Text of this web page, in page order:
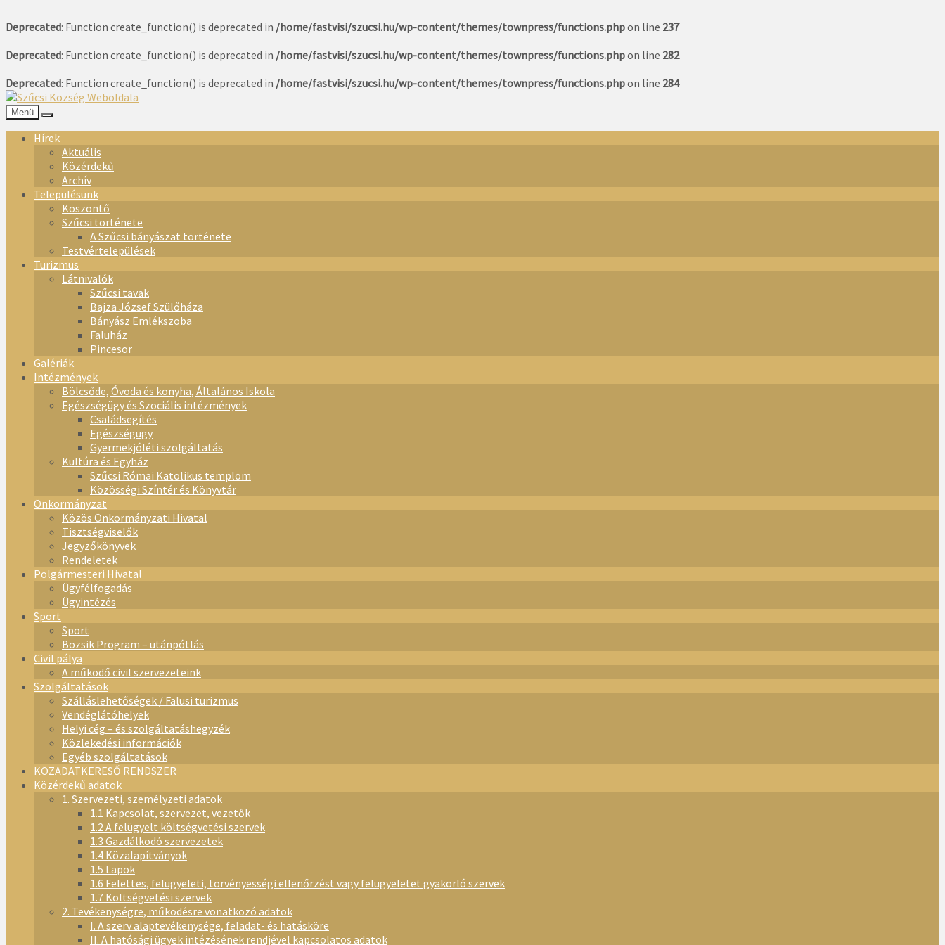
Deprecated: Function create_function() is deprecated in /home/fastvisi/szucsi.hu/wp-content/themes/townpress/functions.phpon line 237
Deprecated: Function create_function() is deprecated in /home/fastvisi/szucsi.hu/wp-content/themes/townpress/functions.phpon line 282
Deprecated: Function create_function() is deprecated in /home/fastvisi/szucsi.hu/wp-content/themes/townpress/functions.phpon line 284
Menü
Hírek
Aktuális
Közérdekű
Archív
Településünk
Köszöntő
Szűcsi története
A Szűcsi bányászat története
Testvértelepülések
Turizmus
Látnivalók
Szűcsi tavak
Bajza József Szülőháza
Bányász Emlékszoba
Faluház
Pincesor
Galériák
Intézmények
Bölcsőde, Óvoda és konyha, Általános Iskola
Egészségügy és Szociális intézmények
Családsegítés
Egészségügy
Gyermekjóléti szolgáltatás
Kultúra és Egyház
Szűcsi Római Katolikus templom
Közösségi Színtér és Könyvtár
Önkormányzat
Közös Önkormányzati Hivatal
Tisztségviselők
Jegyzőkönyvek
Rendeletek
Polgármesteri Hivatal
Ügyfélfogadás
Ügyintézés
Sport
Sport
Bozsik Program – utánpótlás
Civil pálya
A működő civil szervezeteink
Szolgáltatások
Szálláslehetőségek / Falusi turizmus
Vendéglátóhelyek
Helyi cég – és szolgáltatáshegyzék
Közlekedési információk
Egyéb szolgáltatások
KÖZADATKERESŐ RENDSZER
Közérdekű adatok
1. Szervezeti, személyzeti adatok
1.1 Kapcsolat, szervezet, vezetők
1.2 A felügyelt költségvetési szervek
1.3 Gazdálkodó szervezetek
1.4 Közalapítványok
1.5 Lapok
1.6 Felettes, felügyeleti, törvényességi ellenőrzést vagy felügyeletet gyakorló szervek
1.7 Költségvetési szervek
2. Tevékenységre, működésre vonatkozó adatok
I. A szerv alaptevékenysége, feladat- és hatásköre
II. A hatósági ügyek intézésének rendjével kapcsolatos adatok